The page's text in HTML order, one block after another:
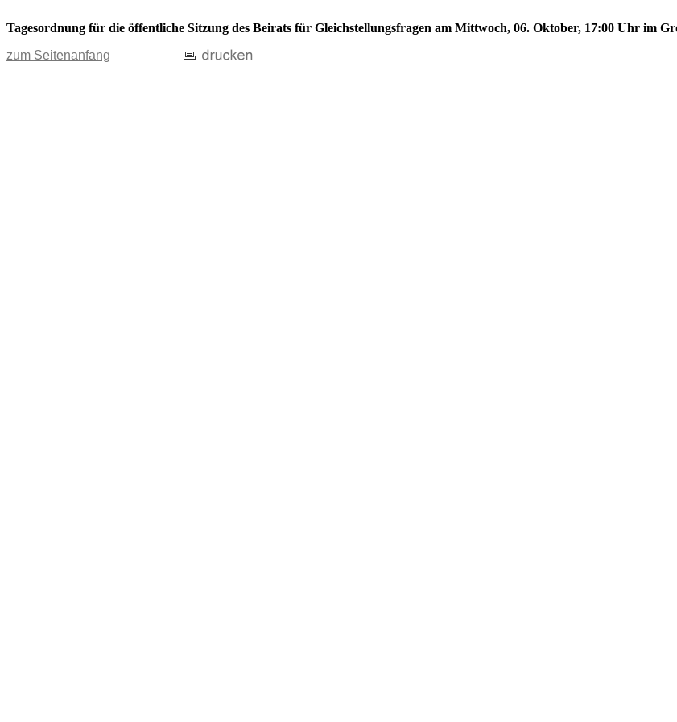
Tagesordnung für die öffentliche Sitzung des Beirats für Gleichstellungsfragen am Mittwoch, 06. Oktober, 17:00 Uhr im
zum Seitenanfang